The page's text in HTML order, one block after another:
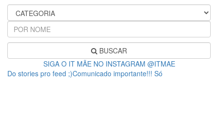
BUSCAR
SIGA O IT MÃE NO INSTAGRAM @ITMAE
Do stories pro feed ;)Comunicado importante!!! Só